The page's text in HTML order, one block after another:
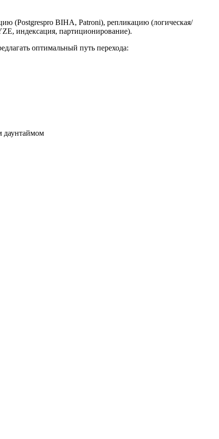
(Postgrespro BIHA, Patroni), репликацию (логическая/
индексация, партиционирование).
оптимальный путь перехода:
даунтаймом